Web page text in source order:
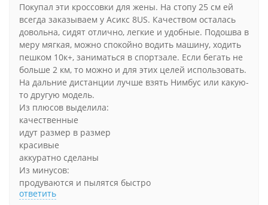
Покупал эти кроссовки для жены. На стопу 25 см ей
всегда заказываем у Асикс 8US. Качеством осталась
довольна, сидят отлично, легкие и удобные. Подошва в
меру мягкая, можно спокойно водить машину, ходить
пешком 10к+, заниматься в спортзале. Если бегать не
больше 2 км, то можно и для этих целей использовать.
На дальние дистанции лучше взять Нимбус или какую-
то другую модель.
Из плюсов выделила:
качественные
идут размер в размер
красивые
аккуратно сделаны
Из минусов:
продуваются и пылятся быстро
ответить